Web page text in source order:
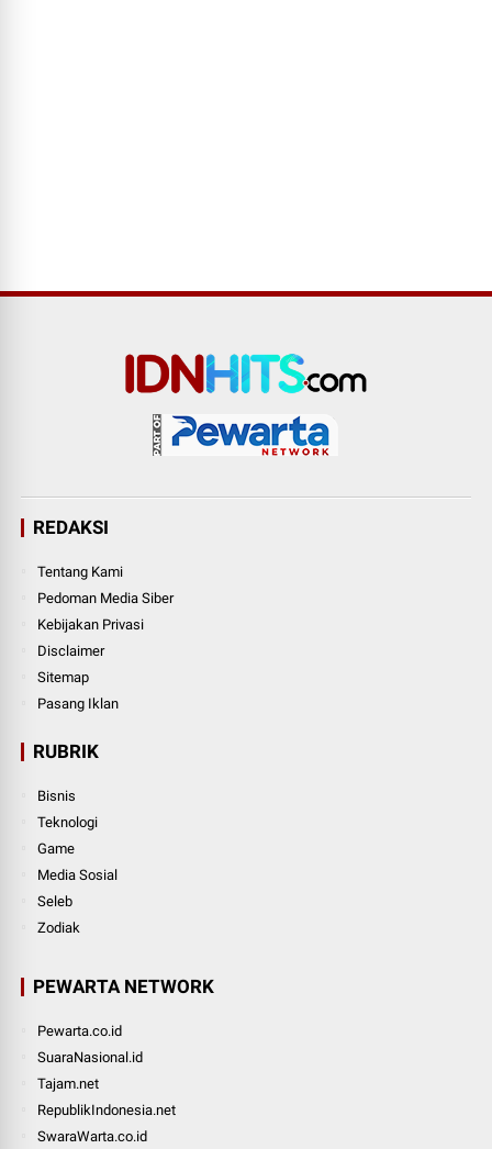
REDAKSI
Tentang Kami
Pedoman Media Siber
Kebijakan Privasi
Disclaimer
Sitemap
Pasang Iklan
RUBRIK
Bisnis
Teknologi
Game
Media Sosial
Seleb
Zodiak
PEWARTA NETWORK
Pewarta.co.id
SuaraNasional.id
Tajam.net
RepublikIndonesia.net
SwaraWarta.co.id